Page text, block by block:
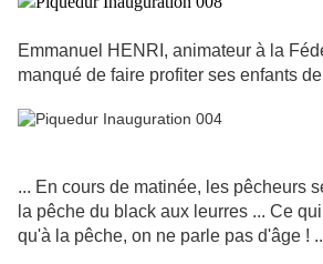
Emmanuel HENRI, animateur à la
manqué de faire profiter ses enfants
... En cours de matinée, les pêcheurs
la pêche du black aux leurres ... Ce
qu'à la pêche, on ne parle pas d'âge !